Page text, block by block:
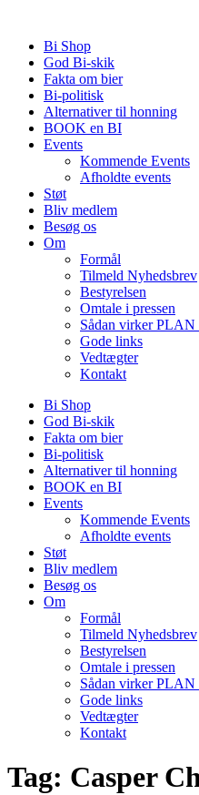
indholdBi Shop
God Bi-skik
Fakta om bier
Bi-politisk
Alternativer til honning
BOOK en BI
Events
Kommende Events
Afholdte events
Støt
Bliv medlem
Besøg os
Om
Formål
Tilmeld Nyhedsbrev
Bestyrelsen
Omtale i pressen
Sådan virker PLAN
Gode links
Vedtægter
Kontakt
Bi Shop
God Bi-skik
Fakta om bier
Bi-politisk
Alternativer til honning
BOOK en BI
Events
Kommende Events
Afholdte events
Støt
Bliv medlem
Besøg os
Om
Formål
Tilmeld Nyhedsbrev
Bestyrelsen
Omtale i pressen
Sådan virker PLAN
Gode links
Vedtægter
Kontakt
Tag: Casper